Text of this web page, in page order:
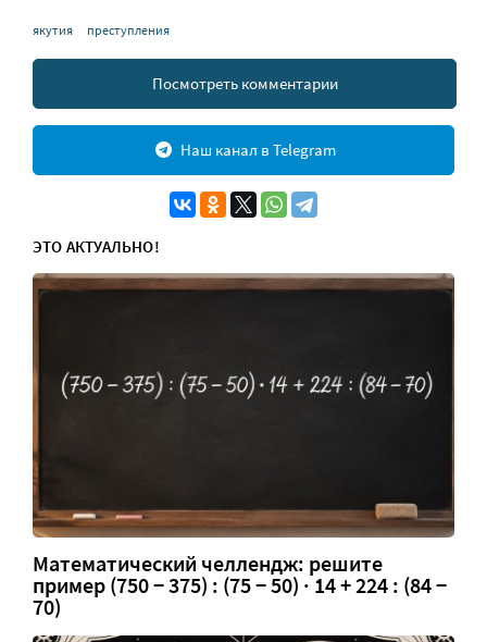
якутия преступления
Посмотреть комментарии
Наш канал в Telegram
ЭТО АКТУАЛЬНО!
Математический челлендж: решите
пример (750 − 375) : (75 − 50) · 14 + 224 : (84 −
70)